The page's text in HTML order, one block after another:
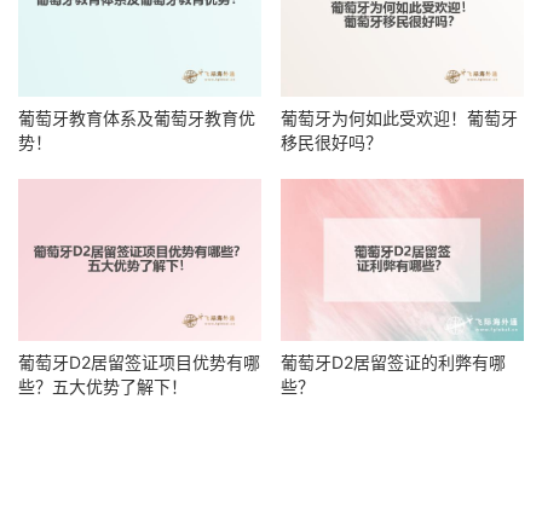
葡萄牙教育体系及葡萄牙教育优
势！
葡萄牙为何如此受欢迎！葡萄牙
移民很好吗？
葡萄牙D2居留签证项目优势有哪
些？五大优势了解下！
葡萄牙D2居留签证的利弊有哪
些？